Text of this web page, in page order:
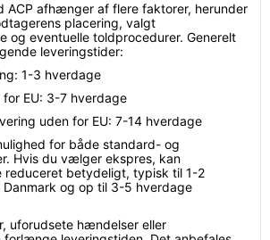
ACP afhænger af flere faktorer, herunder
placering, valgt
og eventuelle toldprocedurer. Generelt
leveringstider:
1-3 hverdage
for EU: 3-7 hverdage
uden for EU: 7-14 hverdage
for både standard- og
Hvis du vælger ekspres, kan
reduceret betydeligt, typisk til 1-2
og op til 3-5 hverdage
uforudsete hændelser eller